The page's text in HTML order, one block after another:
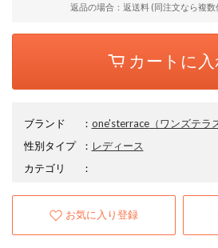
返品の場合：返送料 (同注文なら複
カートに入
ブランド ： one'sterrace（ワンズテラ
性別タイプ
： レディース
カテゴリ
：
お気に入り登録